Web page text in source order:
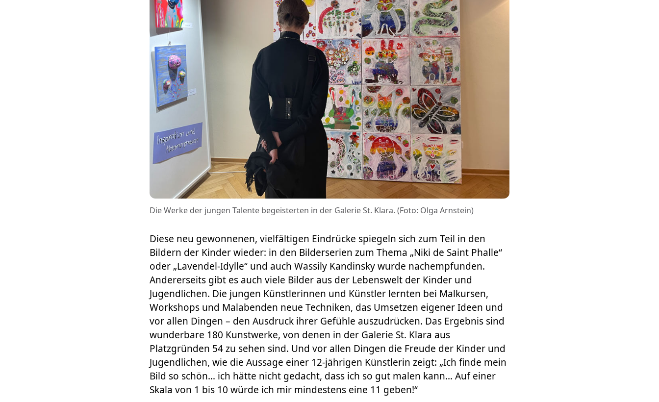
Die Werke der jungen Talente begeisterten in der Galerie St. Klara. (Foto: Olga Arnstein)
Diese neu gewonnenen, vielfältigen Eindrücke spiegeln sich zum Teil in den
Bildern der Kinder wieder: in den Bilderserien zum Thema „Niki de Saint Phalle“
oder „Lavendel-Idylle“ und auch Wassily Kandinsky wurde nachempfunden.
Andererseits gibt es auch viele Bilder aus der Lebenswelt der Kinder und
Jugendlichen. Die jungen Künstlerinnen und Künstler lernten bei Malkursen,
Workshops und Malabenden neue Techniken, das Umsetzen eigener Ideen und
vor allen Dingen – den Ausdruck ihrer Gefühle auszudrücken. Das Ergebnis sind
wunderbare 180 Kunstwerke, von denen in der Galerie St. Klara aus
Platzgründen 54 zu sehen sind. Und vor allen Dingen die Freude der Kinder und
Jugendlichen, wie die Aussage einer 12-jährigen Künstlerin zeigt: „Ich finde mein
Bild so schön… ich hätte nicht gedacht, dass ich so gut malen kann… Auf einer
Skala von 1 bis 10 würde ich mir mindestens eine 11 geben!“